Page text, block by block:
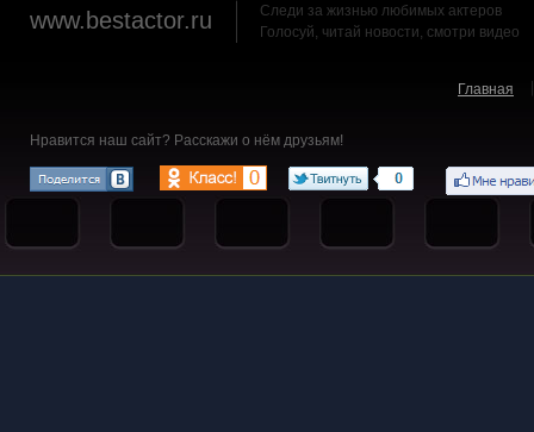
www.bestactor.ru
Следи за жизнью любимых актеров
Голосуй, читай новости, смотри видео
Главная
Нравится наш сайт? Расскажи о нём друзьям!